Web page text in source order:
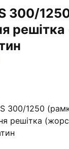
300/
300/1250
решітка